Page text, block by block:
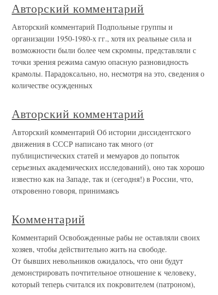
Авторский комментарий
Авторский комментарий Подпольные группы и
организации 1950-1980-х гг., хотя их реальные сила и
возможности были более чем скромны, представляли с
точки зрения режима самую опасную разновидность
крамолы. Парадоксально, но, несмотря на это, сведения о
количестве осужденных
Авторский комментарий
Авторский комментарий Об истории диссидентского
движения в СССР написано так много (от
публицистических статей и мемуаров до попыток
серьезных академических исследований), оно так хорошо
известно как на Западе, так и (сегодня!) в России, что,
откровенно говоря, принимаясь
Комментарий
Комментарий Освобожденные рабы не оставляли своих
хозяев, чтобы действительно жить на свободе.
От бывших невольников ожидалось, что они будут
демонстрировать почтительное отношение к человеку,
который теперь считался их покровителем (патроном),